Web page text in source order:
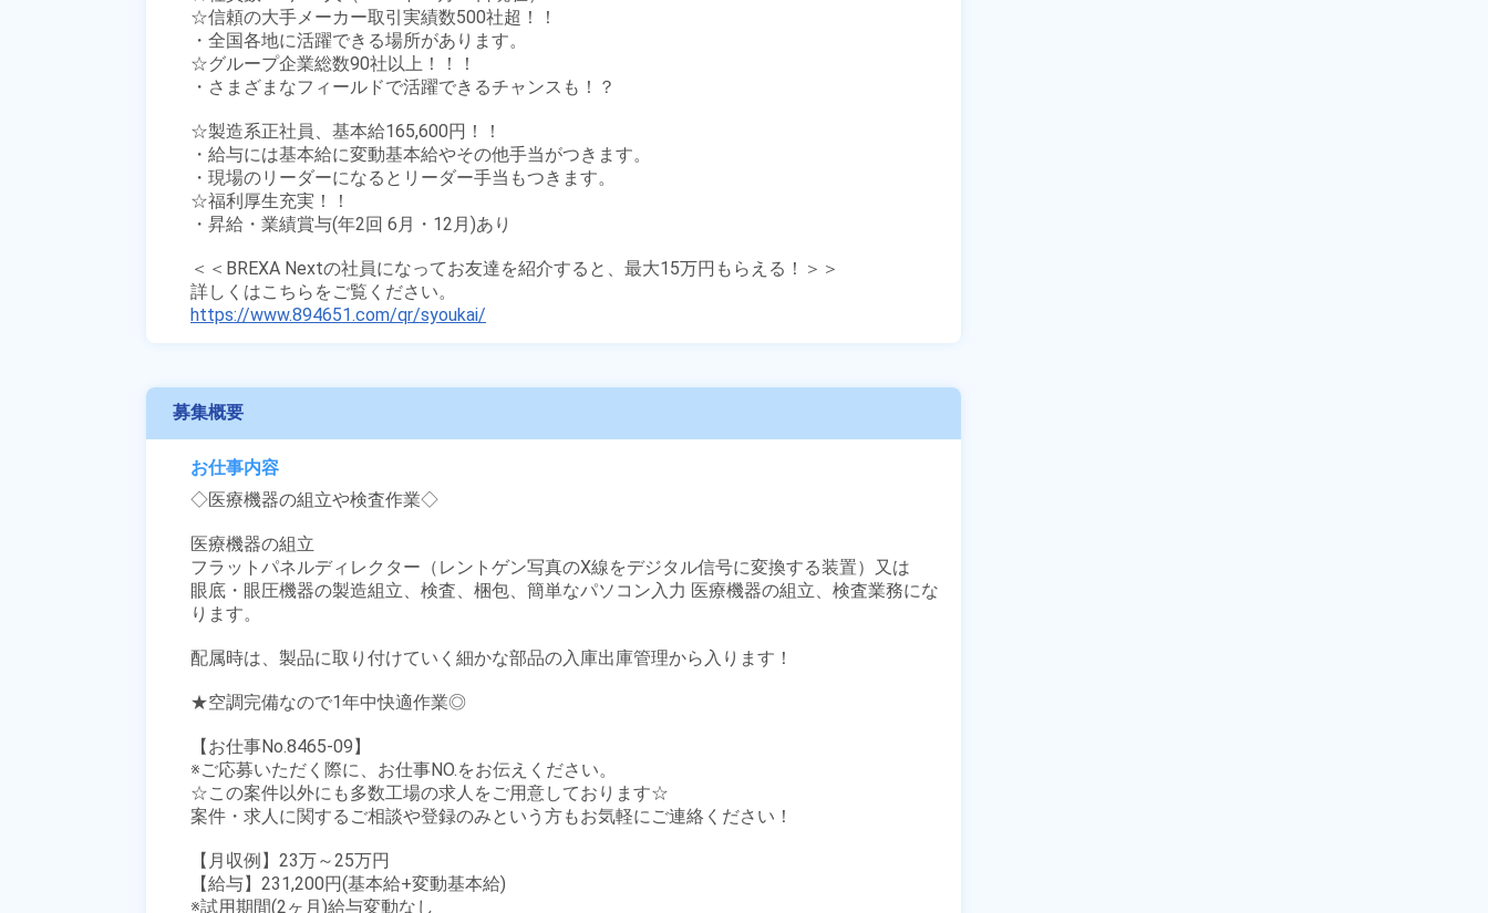
☆信頼の大手メーカー取引実績数500社超！！
・全国各地に活躍できる場所があります。
☆グループ企業総数90社以上！！！
・さまざまなフィールドで活躍できるチャンスも！？
☆製造系正社員、基本給165,600円！！
・給与には基本給に変動基本給やその他手当がつきます。
・現場のリーダーになるとリーダー手当もつきます。
☆福利厚生充実！！
・昇給・業績賞与(年2回 6月・12月)あり
＜＜BREXA Nextの社員になってお友達を紹介すると、最大15万円もらえる！＞＞
https://www.894651.com/qr/syoukai/
募集概要
お仕事内容
◇医療機器の組立や検査作業◇
医療機器の組立
フラットパネルディレクター（レントゲン写真のX線をデジタル信号に変換する装置）又は
眼底・眼圧機器の製造組立、検査、梱包、簡単なパソコン入力 医療機器の組立、検査業務にな
ります。
配属時は、製品に取り付けていく細かな部品の入庫出庫管理から入ります！
★空調完備なので1年中快適作業◎
【お仕事No.8465-09】
※ご応募いただく際に、お仕事NO.をお伝えください。
☆この案件以外にも多数工場の求人をご用意しております☆
案件・求人に関するご相談や登録のみという方もお気軽にご連絡ください！
【月収例】23万～25万円
【給与】231,200円(基本給+変動基本給)
※試用期間(2ヶ月)給与変動なし